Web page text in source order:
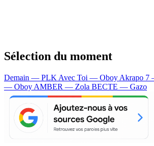
Sélection du moment
Demain — PLK Avec Toi — Oboy Akrapo 7
— Oboy AMBER — Zola BECTE — Gazo